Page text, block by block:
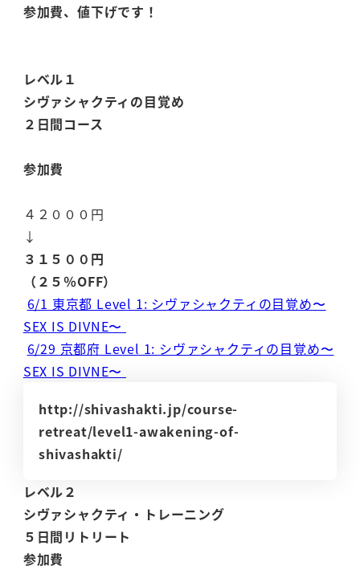
参加費、値下げです！
レベル１
シヴァシャクティの目覚め
２日間コース
参加費
４２０００円
↓
３１５００円
（２５％OFF）
6/1 東京都 Level 1: シヴァシャクティの目覚め〜
SEX IS DIVNE〜
6/29 京都府 Level 1: シヴァシャクティの目覚め〜
SEX IS DIVNE〜
http://shivashakti.jp/course-
retreat/level1-awakening-of-
shivashakti/
レベル２
シヴァシャクティ・トレーニング
５日間リトリート
参加費